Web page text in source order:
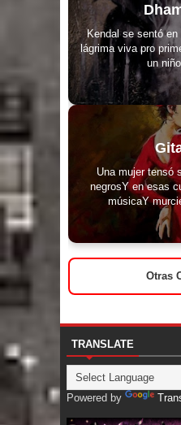
Kendal se sentó
lágrima viva pro
un niño
Una mujer tensó
negrosY en esas
músicaY
Otras
TRANSLATE
Powered by